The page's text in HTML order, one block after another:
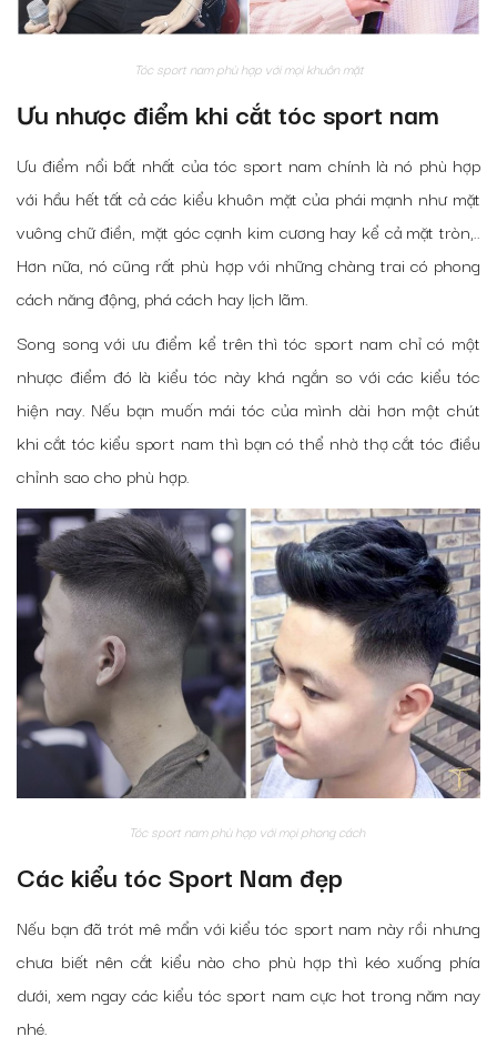
Tóc sport nam phù hợp với mọi khuôn mặt
Ưu nhược điểm khi cắt tóc sport nam
Ưu điểm nổi bất nhất của tóc sport nam chính là nó phù hợp
với hầu hết tất cả các kiểu khuôn mặt của phái mạnh như mặt
vuông chữ điền, mặt góc cạnh kim cương hay kể cả mặt tròn,..
Hơn nữa, nó cũng rất phù hợp với những chàng trai có phong
cách năng động, phá cách hay lịch lãm.
Song song với ưu điểm kể trên thì tóc sport nam chỉ có một
nhược điểm đó là kiểu tóc này khá ngắn so với các kiểu tóc
hiện nay. Nếu bạn muốn mái tóc của mình dài hơn một chút
khi cắt tóc kiểu sport nam thì bạn có thể nhờ thợ cắt tóc điều
chỉnh sao cho phù hợp.
Tóc sport nam phù hợp với mọi phong cách
Các kiểu tóc Sport Nam đẹp
Nếu bạn đã trót mê mẩn với kiểu tóc sport nam này rồi nhưng
chưa biết nên cắt kiểu nào cho phù hợp thì kéo xuống phía
dưới, xem ngay các kiểu tóc sport nam cực hot trong năm nay
nhé.